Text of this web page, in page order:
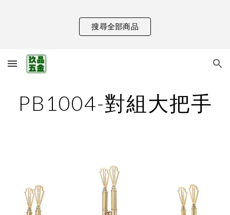
Skip to main content
搜尋全部商品
PB1004-對組大把手